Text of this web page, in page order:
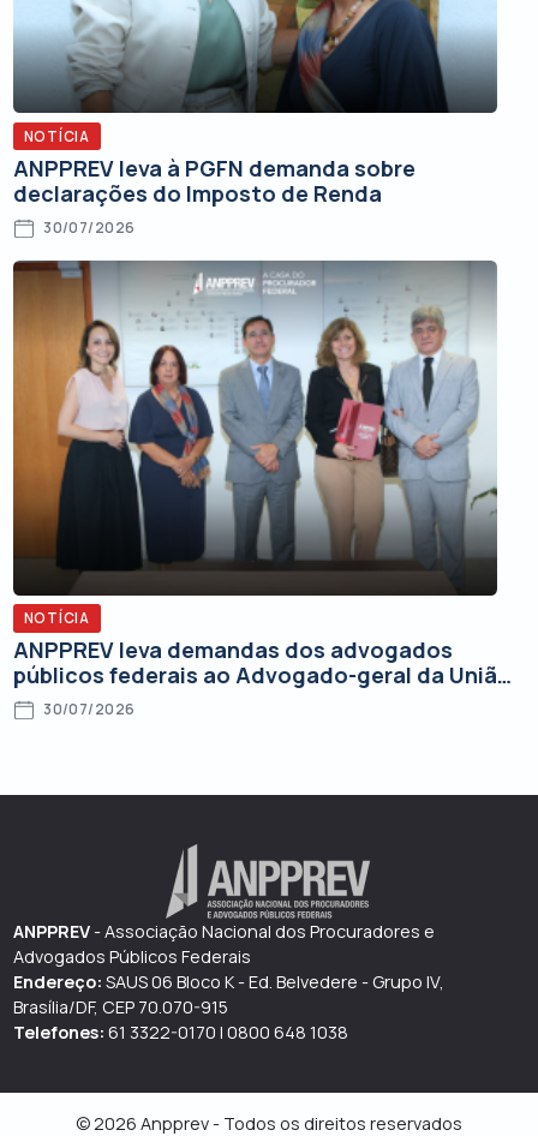
NOTÍCIA
ANPPREV leva à PGFN demanda sobre
declarações do Imposto de Renda
30/07/2026
NOTÍCIA
ANPPREV leva demandas dos advogados
públicos federais ao Advogado-geral da União
Substituto
30/07/2026
ANPPREV- Associação Nacional dos Procuradores e
Advogados Públicos Federais
Endereço: SAUS 06 Bloco K - Ed. Belvedere - Grupo IV,
Brasília/DF, CEP 70.070-915
Telefones: 61 3322-0170 | 0800 648 1038
© 2026 Anpprev - Todos os direitos reservados